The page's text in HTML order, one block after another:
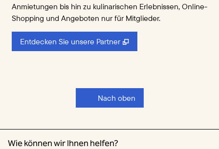
Anmietungen bis hin zu kulinarischen Erlebnissen, Online-
Shopping und Angeboten nur für Mitglieder.
Entdecken Sie unsere Partner ,
Nach oben
Wie können wir Ihnen helfen?